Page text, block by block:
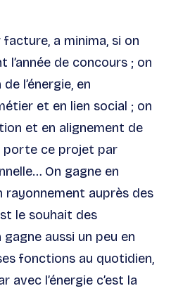
facture, a minima, si on
l’année de concours ; on
l’énergie, en
et en lien social ; on
et en alignement de
porte ce projet par
On gagne en
rayonnement auprès des
le souhait des
aussi un peu en
fonctions au quotidien,
avec l’énergie c’est la